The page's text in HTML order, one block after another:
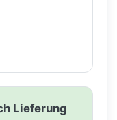
Lieferung